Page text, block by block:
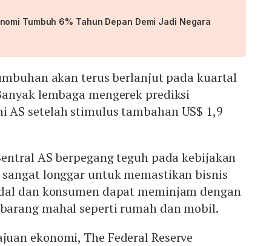
Tumbuh 6% Tahun Depan Demi Jadi Negara
akan terus berlanjut pada kuartal
lembaga mengerek prediksi
AS setelah stimulus tambahan US$ 1,9
AS berpegang teguh pada kebijakan
longgar untuk memastikan bisnis
dan konsumen dapat meminjam dengan
mahal seperti rumah dan mobil.
ekonomi, The Federal Reserve